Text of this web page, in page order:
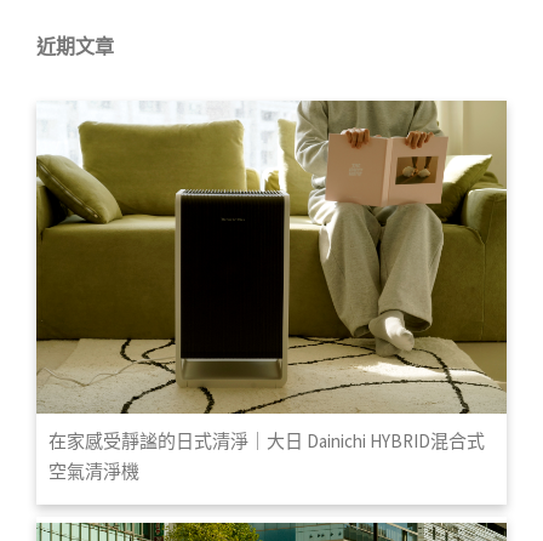
近期文章
在家感受靜謐的日式清淨｜大日 Dainichi HYBRID混合式
空氣清淨機